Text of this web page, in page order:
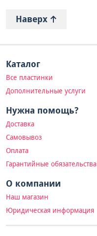
Наверх
Каталог
Все пластинки
Дополнительные услуги
Нужна помощь?
Доставка
Самовывоз
Оплата
Гарантийные обязательства
О компании
Наш магазин
Юридическая информация